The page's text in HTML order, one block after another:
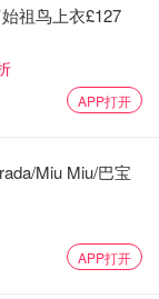
祖鸟上衣£127
APP打开
Miu Miu/巴宝
APP打开